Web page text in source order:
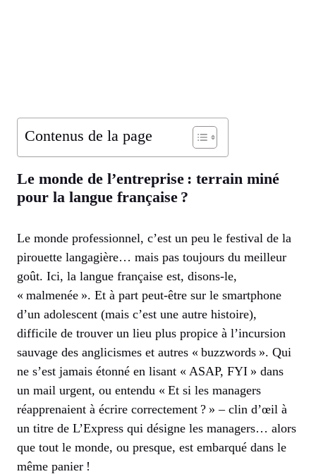
Contenus de la page
Le monde de l’entreprise : terrain miné
pour la langue française ?
Le monde professionnel, c’est un peu le festival de la
pirouette langagière… mais pas toujours du meilleur
goût. Ici, la langue française est, disons-le,
« malmenée ». Et à part peut-être sur le smartphone
d’un adolescent (mais c’est une autre histoire),
difficile de trouver un lieu plus propice à l’incursion
sauvage des anglicismes et autres « buzzwords ». Qui
ne s’est jamais étonné en lisant « ASAP, FYI » dans
un mail urgent, ou entendu « Et si les managers
réapprenaient à écrire correctement ? » – clin d’œil à
un titre de L’Express qui désigne les managers… alors
que tout le monde, ou presque, est embarqué dans le
même panier !